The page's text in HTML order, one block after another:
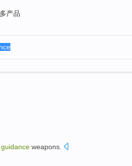
产品
guidance weapons